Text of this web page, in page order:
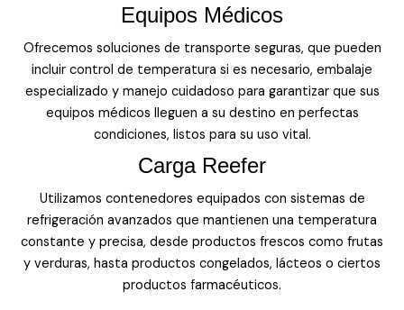
Equipos Médicos
Ofrecemos soluciones de transporte seguras, que pueden
incluir control de temperatura si es necesario, embalaje
especializado y manejo cuidadoso para garantizar que sus
equipos médicos lleguen a su destino en perfectas
condiciones, listos para su uso vital.
Carga Reefer
Utilizamos contenedores equipados con sistemas de
refrigeración avanzados que mantienen una temperatura
constante y precisa, desde productos frescos como frutas
y verduras, hasta productos congelados, lácteos o ciertos
productos farmacéuticos.